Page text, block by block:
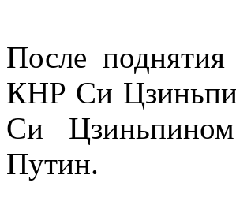
После
КНР Си
Си
Путин.